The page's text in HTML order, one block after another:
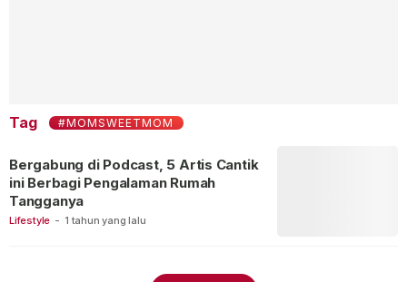
Tag #MOMSWEETMOM
Lifestyle - 1 tahun yang lalu
Bergabung di Podcast, 5 Artis Cantik
ini Berbagi Pengalaman Rumah
Tangganya